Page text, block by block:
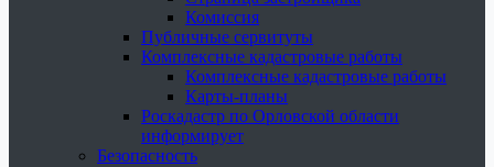
Комиссия
Публичные сервитуты
Комплексные кадастровые работы
Комплексные кадастровые работы
Карты-планы
Роскадастр по Орловской области
информирует
Безопасность